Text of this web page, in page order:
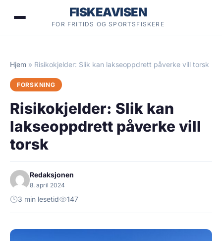
FISKEAVISEN
FOR FRITIDS OG SPORTSFISKERE
Hjem » Risikokjelder: Slik kan lakseoppdrett påverke vill torsk
FORSKNING
Risikokjelder: Slik kan
lakseoppdrett påverke vill
torsk
Redaksjonen
8. april 2024
3 min lesetid 147